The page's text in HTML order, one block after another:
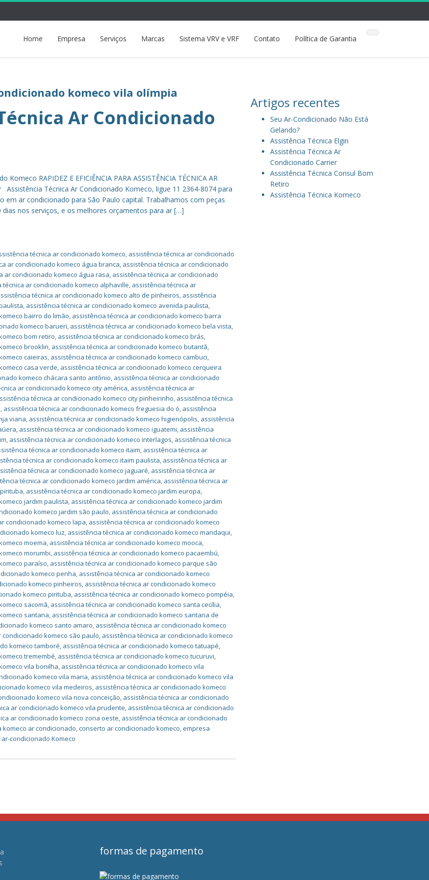
Home Empresa Serviços Marcas Sistema VRV e VRF Contato Política de Garantia
komeco vila olímpia
Ar Condicionado
Komeco RAPIDEZ E EFICIÊNCIA PARA ASSISTÊNCIA TÉCNICA AR
Assistência Técnica Ar Condicionado Komeco, ligue 11 2364-8074 para
em ar condicionado para São Paulo capital. Trabalhamos com peças
dias nos serviços, e os melhores orçamentos para ar […]
técnica ar condicionado komeco, assistência técnica ar condicionado
ar condicionado komeco água branca, assistência técnica ar condicionado
ar condicionado komeco água rasa, assistência técnica ar condicionado
técnica ar condicionado komeco alphaville, assistência técnica ar
técnica ar condicionado komeco alto de pinheiros, assistência
, assistência técnica ar condicionado komeco avenida paulista,
bairro do limão, assistência técnica ar condicionado komeco barra
komeco barueri, assistência técnica ar condicionado komeco bela vista,
bom retiro, assistência técnica ar condicionado komeco brás,
brooklin, assistência técnica ar condicionado komeco butantã,
caieiras, assistência técnica ar condicionado komeco cambuci,
casa verde, assistência técnica ar condicionado komeco cerqueira
komeco chácara santo antônio, assistência técnica ar condicionado
ar condicionado komeco city américa, assistência técnica ar
técnica ar condicionado komeco city pinheirinho, assistência técnica
, assistência técnica ar condicionado komeco freguesia do ó, assistência
viana, assistência técnica ar condicionado komeco higienópolis, assistência
, assistência técnica ar condicionado komeco iguatemi, assistência
, assistência técnica ar condicionado komeco interlagos, assistência técnica
técnica ar condicionado komeco itaim, assistência técnica ar
técnica ar condicionado komeco itaim paulista, assistência técnica ar
técnica ar condicionado komeco jaguaré, assistência técnica ar
técnica ar condicionado komeco jardim américa, assistência técnica ar
, assistência técnica ar condicionado komeco jardim europa,
jardim paulista, assistência técnica ar condicionado komeco jardim
komeco jardim são paulo, assistência técnica ar condicionado
condicionado komeco lapa, assistência técnica ar condicionado komeco
komeco luz, assistência técnica ar condicionado komeco mandaqui,
moema, assistência técnica ar condicionado komeco mooca,
morumbi, assistência técnica ar condicionado komeco pacaembú,
paraíso, assistência técnica ar condicionado komeco parque são
komeco penha, assistência técnica ar condicionado komeco
komeco pinheiros, assistência técnica ar condicionado komeco
komeco pirituba, assistência técnica ar condicionado komeco pompéia,
sacomã, assistência técnica ar condicionado komeco santa cecília,
santana, assistência técnica ar condicionado komeco santana de
komeco santo amaro, assistência técnica ar condicionado komeco
condicionado komeco são paulo, assistência técnica ar condicionado komeco
komeco tamboré, assistência técnica ar condicionado komeco tatuapé,
tremembé, assistência técnica ar condicionado komeco tucuruvi,
vila bonilha, assistência técnica ar condicionado komeco vila
komeco vila maria, assistência técnica ar condicionado komeco vila
komeco vila medeiros, assistência técnica ar condicionado komeco
komeco vila nova conceição, assistência técnica ar condicionado
ar condicionado komeco vila prudente, assistência técnica ar condicionado
ar condicionado komeco zona oeste, assistência técnica ar condicionado
komeco ar condicionado,conserto ar condicionado komeco,empresa
condicionado Komeco
Artigos recentes
Seu Ar-Condicionado Não Está
Gelando?
Assistência Técnica Elgin
Assistência Técnica Ar
Condicionado Carrier
Assistência Técnica Consul Bom
Retiro
Assistência Técnica Komeco
formas de pagamento